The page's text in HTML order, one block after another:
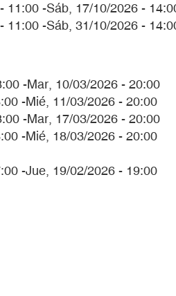
11:00 -Sáb, 17/10/2026 -
11:00 -Sáb, 31/10/2026 -
-Mar, 10/03/2026 - 20:00
-Mié, 11/03/2026 - 20:00
-Mar, 17/03/2026 - 20:00
-Mié, 18/03/2026 - 20:00
-Jue, 19/02/2026 - 19:00